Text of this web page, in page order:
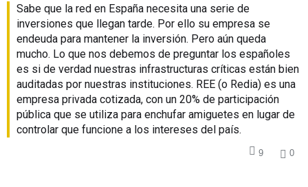
Sabe que la red en España necesita una serie de
inversiones que llegan tarde. Por ello su empresa se
endeuda para mantener la inversión. Pero aún queda
mucho. Lo que nos debemos de preguntar los españoles
es si de verdad nuestras infrastructuras críticas están bien
auditadas por nuestras instituciones. REE (o Redia) es una
empresa privada cotizada, con un 20% de participación
pública que se utiliza para enchufar amiguetes en lugar de
controlar que funcione a los intereses del país.